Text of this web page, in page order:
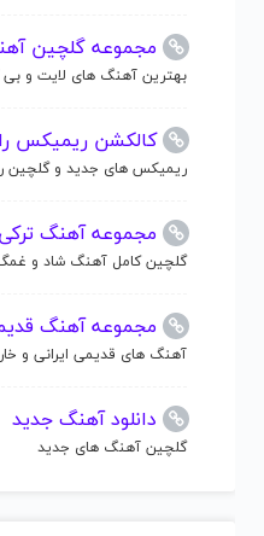
مجموعه گلچین
بهترین آهنگ های لایت و بی
کالکشن ریمیکس
ریمیکس های جدید و گلچین
مجموعه آهنگ
گلچین کامل آهنگ شاد و
مجموعه آهنگ
آهنگ های قدیمی ایرانی و
دانلود آهنگ جدید
گلچین آهنگ های جدید